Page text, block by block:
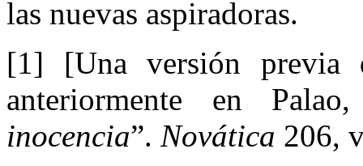
las nuevas aspiradoras.
[1] [Una versión previa
anteriormente en
inocencia”. Novática 206,